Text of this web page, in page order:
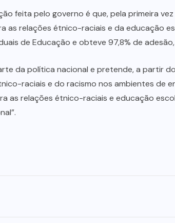
feita pelo governo é que, pela primeira
as relações étnico-raciais e da educação
de Educação e obteve 97,8% de
da política nacional e pretende, a partir
raciais e do racismo nos ambientes de
as relações étnico-raciais e educação